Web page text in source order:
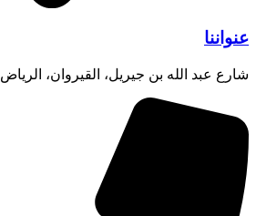
عنواننا
شارع عبد الله بن جيريل، القيروان، الرياض